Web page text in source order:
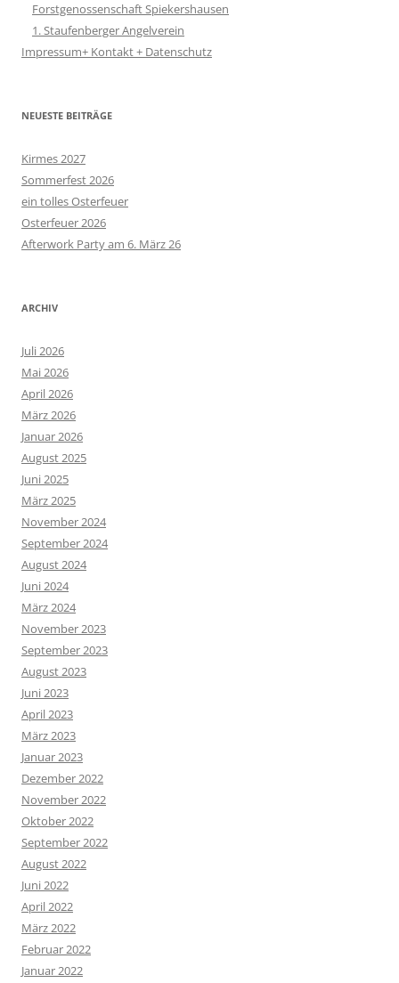
Forstgenossenschaft Spiekershausen
1. Staufenberger Angelverein
Impressum+ Kontakt + Datenschutz
NEUESTE BEITRÄGE
Kirmes 2027
Sommerfest 2026
ein tolles Osterfeuer
Osterfeuer 2026
Afterwork Party am 6. März 26
ARCHIV
Juli 2026
Mai 2026
April 2026
März 2026
Januar 2026
August 2025
Juni 2025
März 2025
November 2024
September 2024
August 2024
Juni 2024
März 2024
November 2023
September 2023
August 2023
Juni 2023
April 2023
März 2023
Januar 2023
Dezember 2022
November 2022
Oktober 2022
September 2022
August 2022
Juni 2022
April 2022
März 2022
Februar 2022
Januar 2022